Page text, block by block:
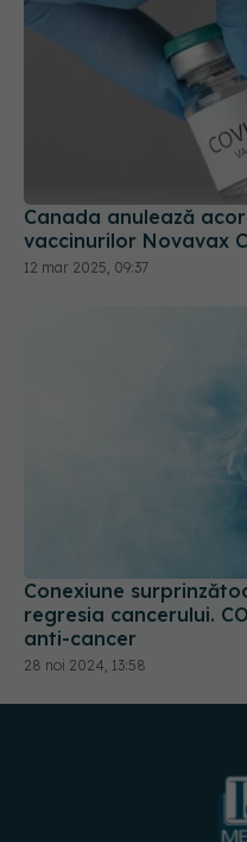
Canada anulează
vaccinurilor Novavax
12 mar 2025, 09:37
Conexiune
regresia cancerului.
anti-cancer
28 noi 2024, 13:58